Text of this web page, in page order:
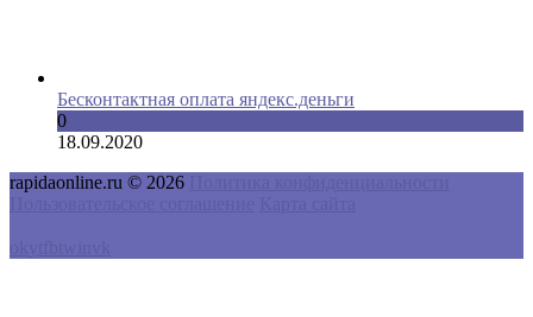
Бесконтактная оплата яндекс.деньги
0
18.09.2020
rapidaonline.ru © 2026